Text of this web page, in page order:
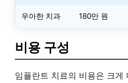
우아한 치과 180만 원
비용 구성
임플란트 치료의 비용은 크게